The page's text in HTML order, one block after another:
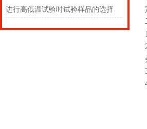
进行高低温试验时试验样品的选择